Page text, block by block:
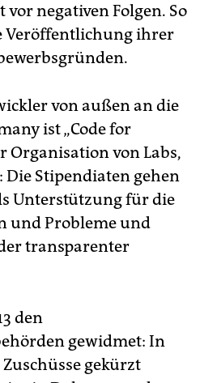
negativen Folgen. So
Veröffentlichung ihrer
von außen an die
ist „Code for
Organisation von Labs,
Die Stipendiaten gehen
Unterstützung für die
und Probleme und
transparenter
den
gewidmet: In
gekürzt